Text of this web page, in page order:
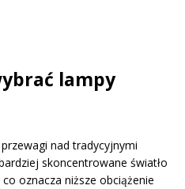
lampy
nad tradycyjnymi
skoncentrowane światło
oznacza niższe obciążenie